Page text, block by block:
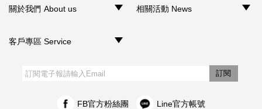
關於我們 About us 相關活動 News
客戶專區 Service
訂閱
FB官方粉絲團 Line官方帳號